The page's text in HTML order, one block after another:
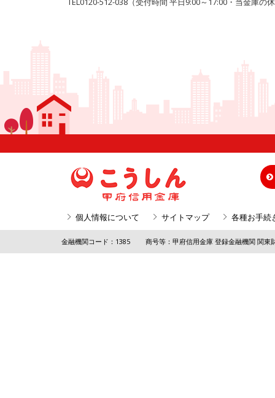
個人情報について サイトマップ 各種お手続
金融機関コード：1385 商号等：甲府信用金庫 登録金融機関 関